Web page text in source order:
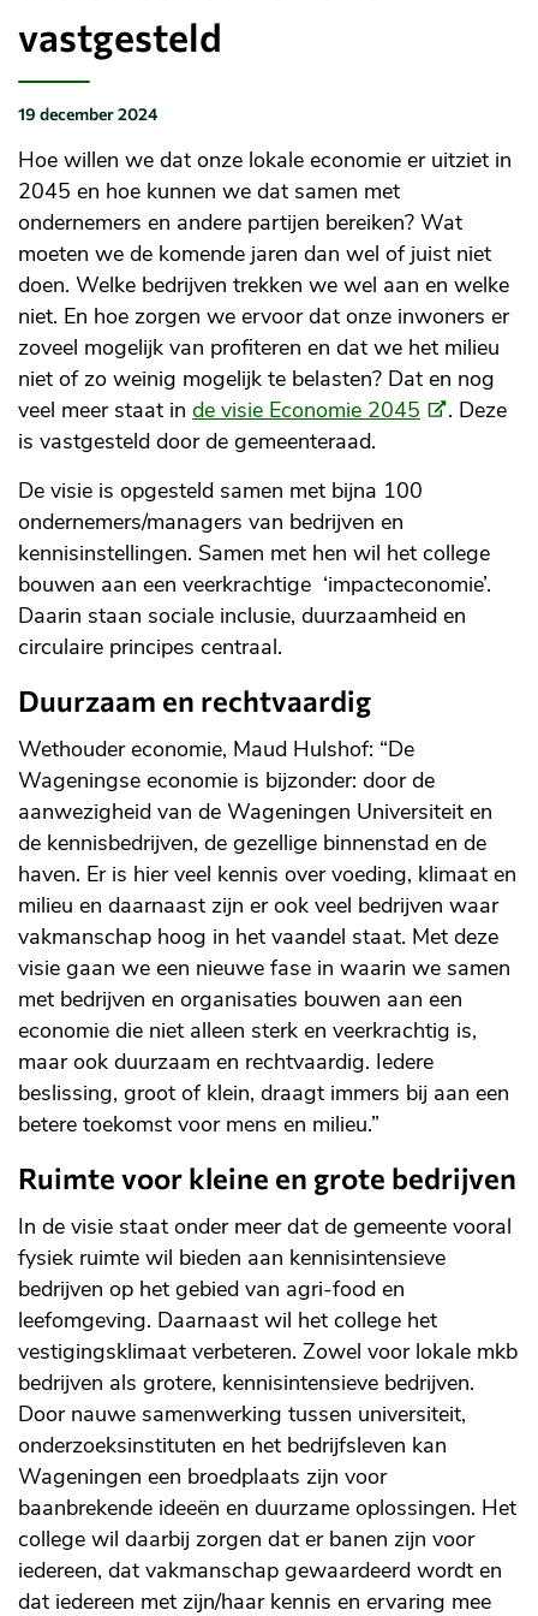
vastgesteld
Gepubliceerd
op:
19 december 2024
Hoe willen we dat onze lokale economie er uitziet in
2045 en hoe kunnen we dat samen met
ondernemers en andere partijen bereiken? Wat
moeten we de komende jaren dan wel of juist niet
doen. Welke bedrijven trekken we wel aan en welke
niet. En hoe zorgen we ervoor dat onze inwoners er
zoveel mogelijk van profiteren en dat we het milieu
niet of zo weinig mogelijk te belasten? Dat en nog
veel meer staat in de visie Economie 2045 (Externe
. Deze
is vastgesteld door de gemeenteraad.
De visie is opgesteld samen met bijna 100
ondernemers/managers van bedrijven en
kennisinstellingen. Samen met hen wil het college
bouwen aan een veerkrachtige ‘impacteconomie’.
Daarin staan sociale inclusie, duurzaamheid en
circulaire principes centraal.
Duurzaam en rechtvaardig
Wethouder economie, Maud Hulshof: “De
Wageningse economie is bijzonder: door de
aanwezigheid van de Wageningen Universiteit en
de kennisbedrijven, de gezellige binnenstad en de
haven. Er is hier veel kennis over voeding, klimaat en
milieu en daarnaast zijn er ook veel bedrijven waar
vakmanschap hoog in het vaandel staat. Met deze
visie gaan we een nieuwe fase in waarin we samen
met bedrijven en organisaties bouwen aan een
economie die niet alleen sterk en veerkrachtig is,
maar ook duurzaam en rechtvaardig. Iedere
beslissing, groot of klein, draagt immers bij aan een
betere toekomst voor mens en milieu.”
Ruimte voor kleine en grote bedrijven
In de visie staat onder meer dat de gemeente vooral
fysiek ruimte wil bieden aan kennisintensieve
bedrijven op het gebied van agri-food en
leefomgeving. Daarnaast wil het college het
vestigingsklimaat verbeteren. Zowel voor lokale mkb
bedrijven als grotere, kennisintensieve bedrijven.
Door nauwe samenwerking tussen universiteit,
onderzoeksinstituten en het bedrijfsleven kan
Wageningen een broedplaats zijn voor
baanbrekende ideeën en duurzame oplossingen. Het
college wil daarbij zorgen dat er banen zijn voor
iedereen, dat vakmanschap gewaardeerd wordt en
dat iedereen met zijn/haar kennis en ervaring mee